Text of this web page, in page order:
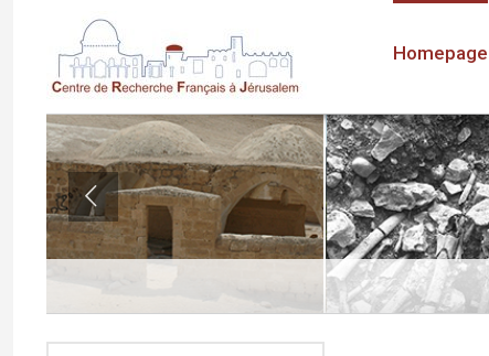
Homepage